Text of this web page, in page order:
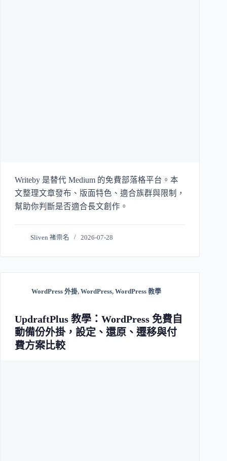
Writeby 是替代 Medium 的免費部落格平台。本
文整理文章發布、版面特色、適合族群與限制，
幫助你判斷是否適合長文創作。
Sliven 褚崇名 2026-07-28
WordPress 外掛, WordPress, WordPress 教學
UpdraftPlus 教學：WordPress 免費自
動備份外掛，設定、還原、遷移與付
費方案比較